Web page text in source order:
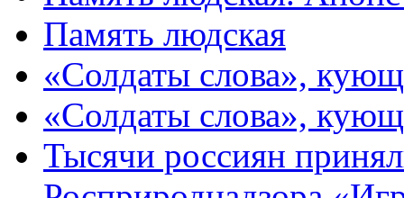
Память людская
«Солдаты слова»,
«Солдаты слова»,
Тысячи россиян